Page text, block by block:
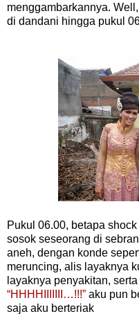
menggambarkannya.
di dandani hingga pukul
Pukul 06.00, betapa
sosok seseorang di
aneh, dengan konde
meruncing, alis layaknya
layaknya penyakitan,
“HHHHIIIIIII…!!!” aku pun
saja aku berteriak